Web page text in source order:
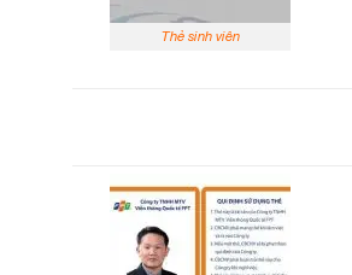
Thẻ sinh viên